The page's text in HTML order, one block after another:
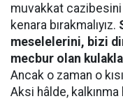
muvakkat cazibesini
kenara bırakmalıyız.
meselelerini, bizi
mecbur olan
Ancak o zaman o
Aksi hâlde, kalkınma